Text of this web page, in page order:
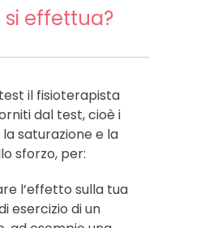
si effettua?
il fisioterapista
dal test, cioè i
saturazione e la
sforzo, per:
l’effetto sulla tua
esercizio di un